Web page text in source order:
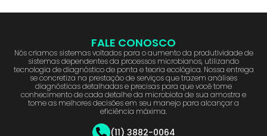
FALE CONOSCO
Nós criamos sistemas voltados para o aumento da produtividade de
sistemas dependentes da processos microbianos, utilizando
tecnologia de diagnóstico de ponta e teoria ecológica. Nossa entrega
se concretiza na prestação de serviços que trazem análises
diagnósticas detalhadas e precisas para que você tome
conhecimento de cada detalhe da microbiota de sua amostra e
tome as melhores decisões em seu manejo para alcançar a
eficiência máxima.
(11) 3882-0064